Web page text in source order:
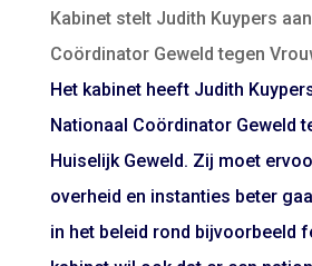
Kabinet stelt Judith Kuypers
Coördinator Geweld tegen
Het kabinet heeft Judith
Nationaal Coördinator Geweld
Huiselijk Geweld. Zij moet
overheid en instanties beter
in het beleid rond bijvoorbeeld